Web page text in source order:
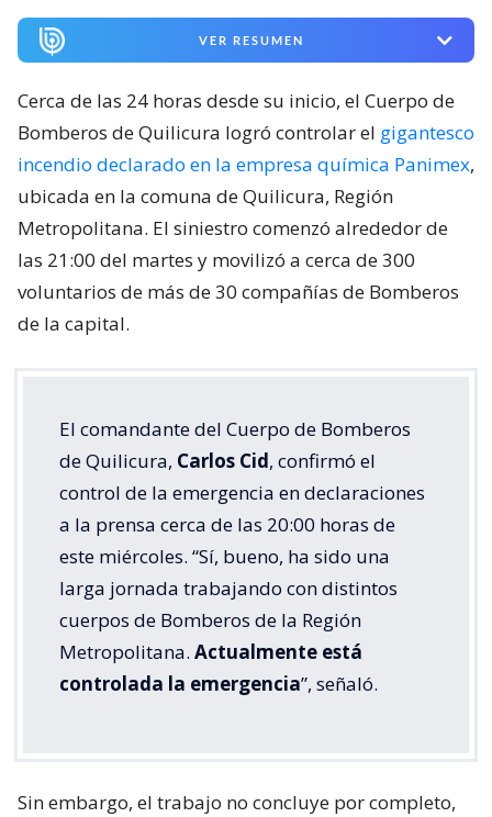
VER RESUMEN
Cerca de las 24 horas desde su inicio, el Cuerpo de
Bomberos de Quilicura logró controlar el gigantesco
incendio declarado en la empresa química Panimex,
ubicada en la comuna de Quilicura, Región
Metropolitana. El siniestro comenzó alrededor de
las 21:00 del martes y movilizó a cerca de 300
voluntarios de más de 30 compañías de Bomberos
de la capital.
El comandante del Cuerpo de Bomberos
de Quilicura, Carlos Cid, confirmó el
control de la emergencia en declaraciones
a la prensa cerca de las 20:00 horas de
este miércoles. “Sí, bueno, ha sido una
larga jornada trabajando con distintos
cuerpos de Bomberos de la Región
Metropolitana. Actualmente está
controlada la emergencia”, señaló.
Sin embargo, el trabajo no concluye por completo,